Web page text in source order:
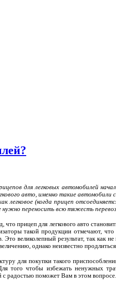
для легковых автомобилей
авто, именно такие
легковое (когда прицеп
переносить всю тяжесть
что прицеп для легкового авто
такой продукции отмечают,
великолепный результат, так как
однако неизвестно продлиться
для покупки такого
того чтобы избежать ненужных
с радостью поможет Вам в этом вопросе.